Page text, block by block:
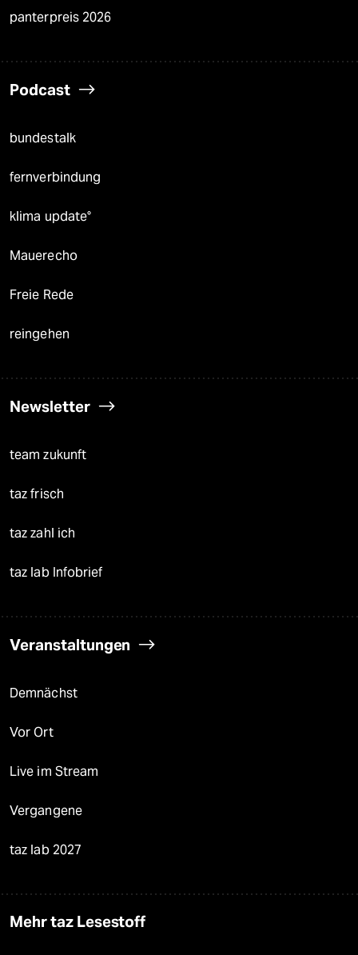
panterpreis 2026
Podcast
bundestalk
fernverbindung
klima update°
Mauerecho
Freie Rede
reingehen
Newsletter
team zukunft
taz frisch
taz zahl ich
taz lab Infobrief
Veranstaltungen
Demnächst
Vor Ort
Live im Stream
Vergangene
taz lab 2027
Mehr taz Lesestoff